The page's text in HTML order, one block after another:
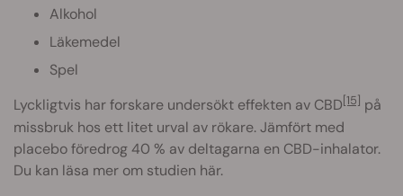
Alkohol
Läkemedel
Spel
Lyckligtvis har forskare undersökt effekten av CBD[15] på
missbruk hos ett litet urval av rökare. Jämfört med
placebo föredrog 40 % av deltagarna en CBD-inhalator.
Du kan läsa mer om studien här.